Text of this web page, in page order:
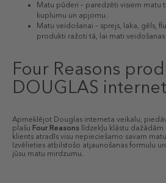
Matu pūderi – paredzēti visiem matu
kuplumu un apjomu.
Matu veidošanai – sprejs, laka, gēls,
produkti ražoti tā, lai mati
Four Reasons
DOUGLAS
Apmeklējot Douglas interneta veikalu,
plašu Four Reasons līdzekļu klāstu dažādām
klients atradīs visu nepieciešamo savam
Izvēlieties atbilstošo atjaunošanas formulu
jūsu matu mirdzumu.